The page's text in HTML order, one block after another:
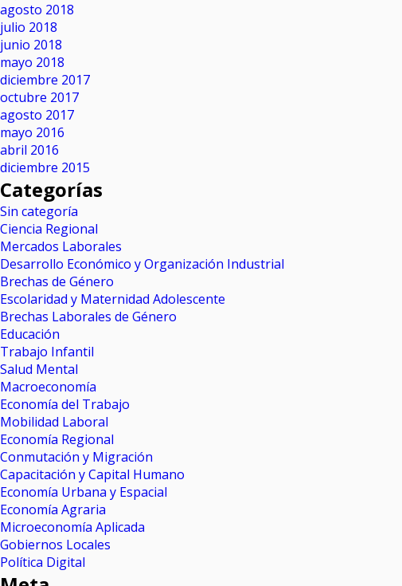
agosto 2018
julio 2018
junio 2018
mayo 2018
diciembre 2017
octubre 2017
agosto 2017
mayo 2016
abril 2016
diciembre 2015
Categorías
Sin categoría
Ciencia Regional
Mercados Laborales
Desarrollo Económico y Organización Industrial
Brechas de Género
Escolaridad y Maternidad Adolescente
Brechas Laborales de Género
Educación
Trabajo Infantil
Salud Mental
Macroeconomía
Economía del Trabajo
Mobilidad Laboral
Economía Regional
Conmutación y Migración
Capacitación y Capital Humano
Economía Urbana y Espacial
Economía Agraria
Microeconomía Aplicada
Gobiernos Locales
Política Digital